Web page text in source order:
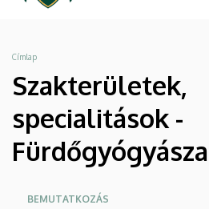
Fürdőgyógyászati
Centrum
KLINIKAI
KÖZPONT
Morzsa
Címlap
Szakterületek,
specialitások -
Oldalmenü
BEMUTATKOZÁS